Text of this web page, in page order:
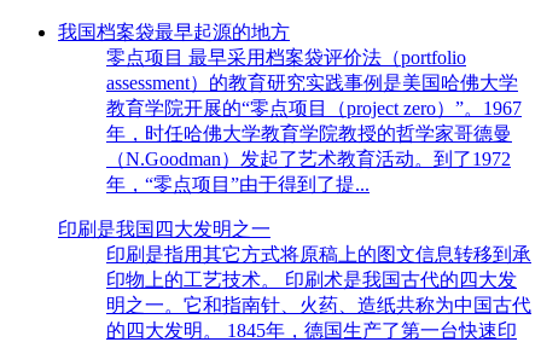
我国档案袋最早起源的地方
零点项目 最早采用档案袋评价法（portfolio
assessment）的教育研究实践事例是美国哈佛大学
教育学院开展的“零点项目（project zero）”。1967
年，时任哈佛大学教育学院教授的哲学家哥德曼
（N.Goodman）发起了艺术教育活动。到了1972
年，“零点项目”由于得到了提...
印刷是我国四大发明之一
印刷是指用其它方式将原稿上的图文信息转移到承
印物上的工艺技术。 印刷术是我国古代的四大发
明之一。它和指南针、火药、造纸共称为中国古代
的四大发明。 1845年，德国生产了第一台快速印